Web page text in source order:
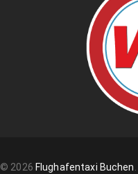
© 2026 Flughafentaxi Buchen.